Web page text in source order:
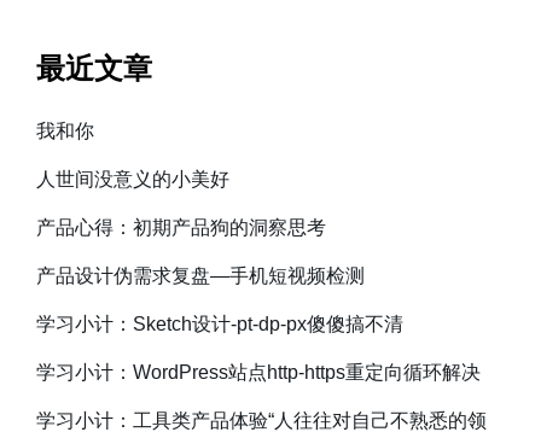
最近文章
我和你
人世间没意义的小美好
产品心得：初期产品狗的洞察思考
产品设计伪需求复盘—手机短视频检测
学习小计：Sketch设计-pt-dp-px傻傻搞不清
学习小计：WordPress站点http-https重定向循环解决
学习小计：工具类产品体验“人往往对自己不熟悉的领